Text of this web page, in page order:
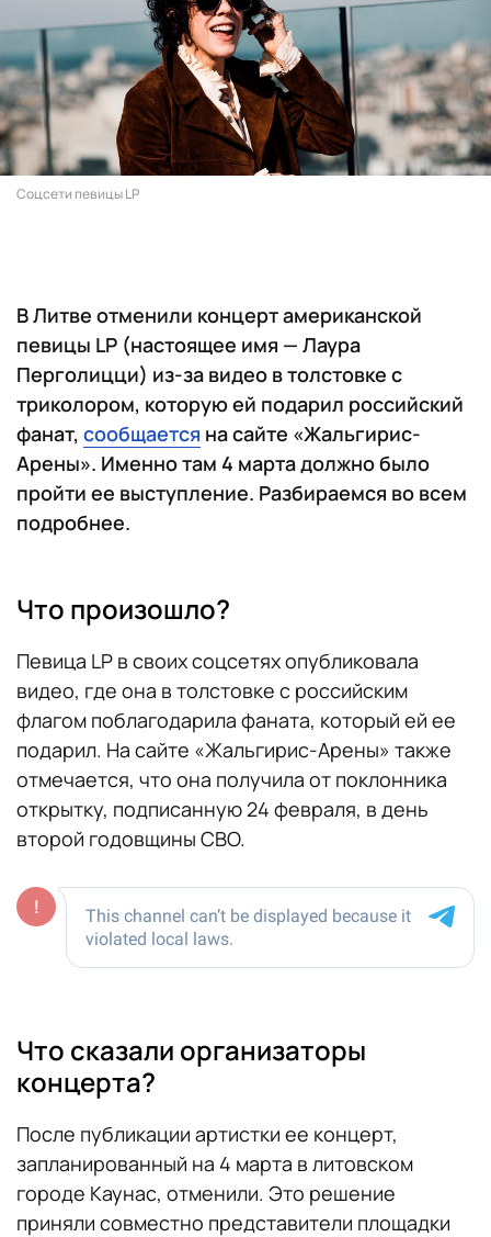
Соцсети певицы LP
В Литве отменили концерт американской
певицы LP (настоящее имя — Лаура
Перголицци) из-за видео в толстовке с
триколором, которую ей подарил российский
фанат, сообщается на сайте «Жальгирис-
Арены». Именно там 4 марта должно было
пройти ее выступление. Разбираемся во всем
подробнее.
Что произошло?
Певица LP в своих соцсетях опубликовала
видео, где она в толстовке с российским
флагом поблагодарила фаната, который ей ее
подарил. На сайте «Жальгирис-Арены» также
отмечается, что она получила от поклонника
открытку, подписанную 24 февраля, в день
второй годовщины СВО.
Что сказали организаторы
концерта?
После публикации артистки ее концерт,
запланированный на 4 марта в литовском
городе Каунас, отменили. Это решение
приняли совместно представители площадки